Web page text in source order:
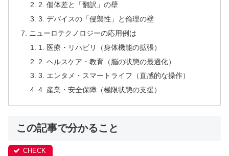
2. 個体差と「翻訳」の壁
3. デバイスの「侵襲性」と倫理の壁
ニューロテクノロジーの応用例は
1. 医療・リハビリ（身体機能の拡張）
2. ヘルスケア・教育（脳の状態の最適化）
3. エンタメ・スマートライフ（直感的な操作）
4. 産業・安全保障（極限状態の支援）
この記事で分かること